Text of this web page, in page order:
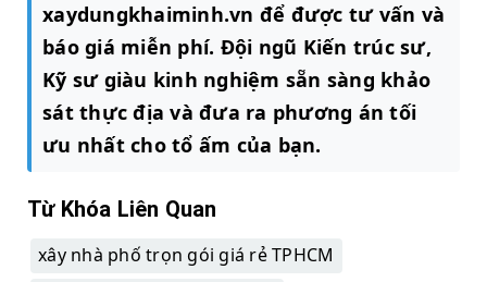
xaydungkhaiminh.vn để được tư vấn và
báo giá miễn phí. Đội ngũ Kiến trúc sư,
Kỹ sư giàu kinh nghiệm sẵn sàng khảo
sát thực địa và đưa ra phương án tối
ưu nhất cho tổ ấm của bạn.
Từ Khóa Liên Quan
xây nhà phố trọn gói giá rẻ TPHCM